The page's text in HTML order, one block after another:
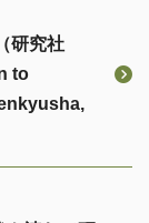
研究社
to